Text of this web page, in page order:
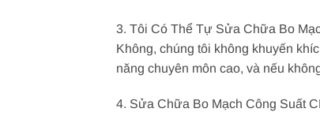
3. Tôi Có Thể Tự Sửa Chữa Bo
Không, chúng tôi không khuyến
năng chuyên môn cao, và nếu
4. Sửa Chữa Bo Mạch Công Suất